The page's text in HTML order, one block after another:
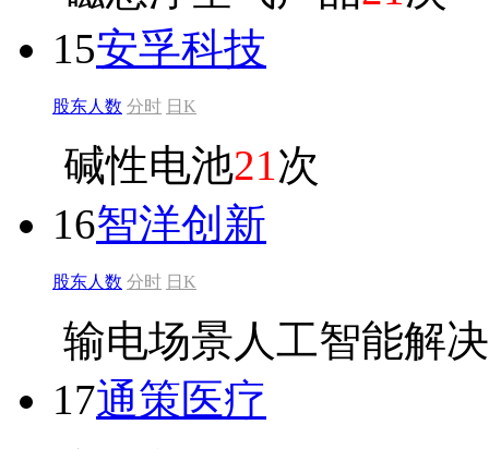
15安孚科技
股东人数 分时 日K
碱性电池21次
16智洋创新
股东人数 分时 日K
输电场景人工智能解
17通策医疗